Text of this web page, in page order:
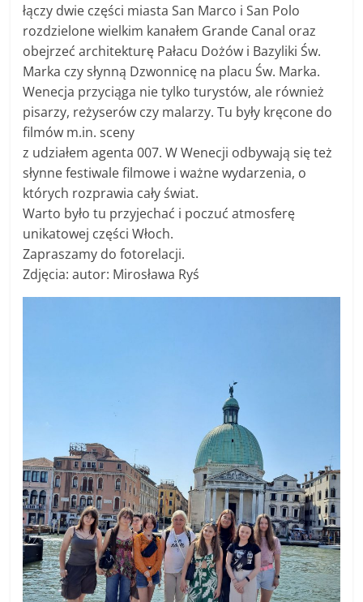
łączy dwie części miasta San Marco i San Polo
rozdzielone wielkim kanałem Grande Canal oraz
obejrzeć architekturę Pałacu Dożów i Bazyliki Św.
Marka czy słynną Dzwonnicę na placu Św. Marka.
Wenecja przyciąga nie tylko turystów, ale również
pisarzy, reżyserów czy malarzy. Tu były kręcone do
filmów m.in. sceny
z udziałem agenta 007. W Wenecji odbywają się też
słynne festiwale filmowe i ważne wydarzenia, o
których rozprawia cały świat.
Warto było tu przyjechać i poczuć atmosferę
unikatowej części Włoch.
Zapraszamy do fotorelacji.
Zdjęcia: autor: Mirosława Ryś